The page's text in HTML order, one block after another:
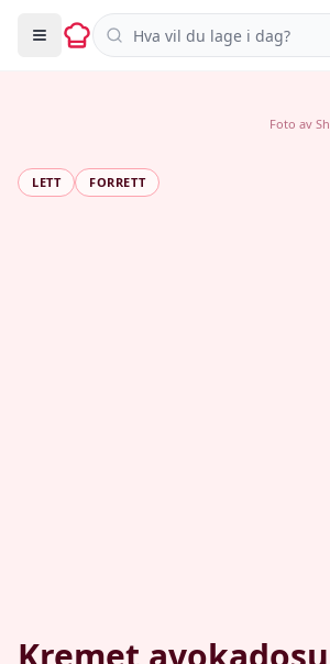
Søk i oppskrifter
LETT FORRETT
Foto av